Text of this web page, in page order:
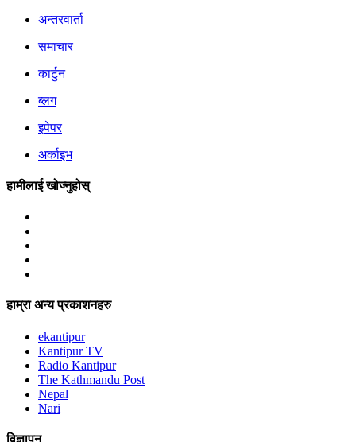
अन्तरवार्ता
समाचार
कार्टुन
ब्लग
इपेपर
अर्काइभ
हामीलाई खोज्नुहोस्
हाम्रा अन्य प्रकाशनहरु
ekantipur
Kantipur TV
Radio Kantipur
The Kathmandu Post
Nepal
Nari
विज्ञापन